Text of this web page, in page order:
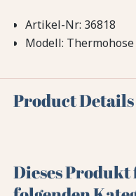
Artikel-Nr: 36818
Modell:
Product Details
Dieses